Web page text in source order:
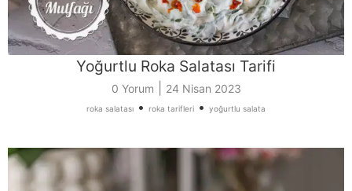
Yoğurtlu Roka Salatası Tarifi
0 Yorum 24 Nisan 2023
roka salatası • roka tarifleri • yoğurtlu salata